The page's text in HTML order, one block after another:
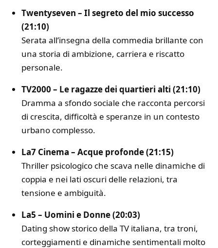
Twentyseven – Il segreto del mio successo
(21:10)
Serata all’insegna della commedia brillante con
una storia di ambizione, carriera e riscatto
personale.
TV2000 – Le ragazze dei quartieri alti (21:10)
Dramma a sfondo sociale che racconta percorsi
di crescita, difficoltà e speranze in un contesto
urbano complesso.
La7 Cinema – Acque profonde (21:15)
Thriller psicologico che scava nelle dinamiche di
coppia e nei lati oscuri delle relazioni, tra
tensione e ambiguità.
La5 – Uomini e Donne (20:03)
Dating show storico della TV italiana, tra troni,
corteggiamenti e dinamiche sentimentali molto